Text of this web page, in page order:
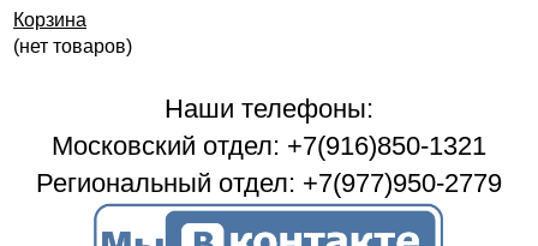
Корзина
(нет товаров)
Наши телефоны:
Московский отдел: +7(916)850-1321
Региональный отдел: +7(977)950-2779